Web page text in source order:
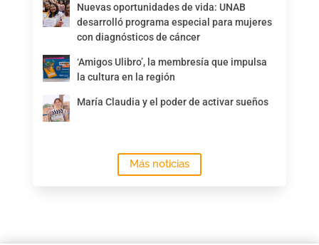
Nuevas oportunidades de vida: UNAB
desarrolló programa especial para mujeres
con diagnósticos de cáncer
‘Amigos Ulibro’, la membresía que impulsa
la cultura en la región
María Claudia y el poder de activar sueños
Más noticias